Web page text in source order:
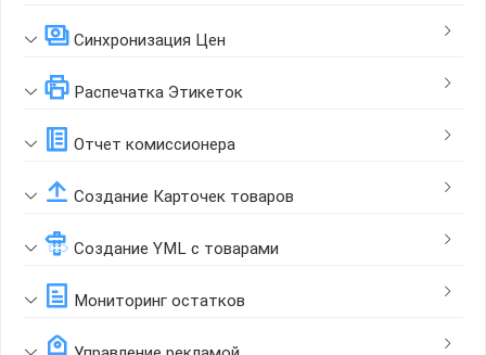
Синхронизация Цен
Распечатка Этикеток
Отчет комиссионера
Создание Карточек товаров
Создание YML с товарами
Мониторинг остатков